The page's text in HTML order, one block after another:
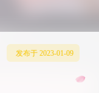
发布于 2023-01-09